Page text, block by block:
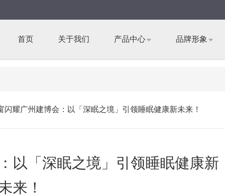
首页 关于我们 产品中心 品牌形象
闪耀广州建博会：以「深眠之境」引领睡眠健康新未来！
以「深眠之境」引领睡眠健康新
来！